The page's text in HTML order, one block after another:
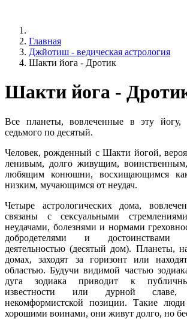
Главная
Джйотиш - ведическая астрология
Шакти йога - Дротик
Шакти йога -
Все планеты, вовлеченные в эту
седьмого по десятый.
Человек, рожденный с Шакти йогой,
ленивым, долго живущим,
любящим конюшни, восхищающимся
низким, мучающимся от неудач.
Четыре астрологических дома,
связаны с сексуальными
неудачами, болезнями и нормами
добродетелями и достоинствами
деятельностью (десятый дом). Планеты,
домах, заходят за горизонт или
областью. Будучи видимой частью
дуга зодиака приводит к
известности или дурной
некомформистской позиции. Такие люди
хорошими воинами, они живут долго, но